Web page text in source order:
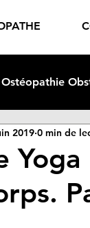
Ostéopathie
Viscérale
2019 0 min de